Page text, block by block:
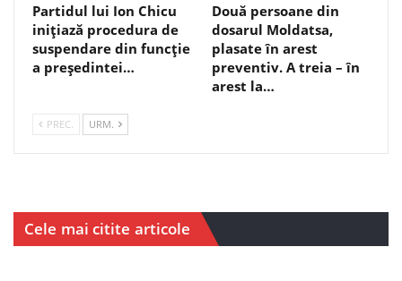
Partidul lui Ion Chicu
inițiază procedura de
suspendare din funcție
a președintei…
Două persoane din
dosarul Moldatsa,
plasate în arest
preventiv. A treia – în
arest la…
PREC. URM.
Cele mai citite articole